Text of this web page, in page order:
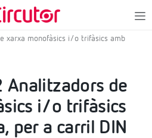
de xarxes fixos
xarxa monofàsics i/o trifàsics amb
de
i/o trifàsics
per a carril DIN